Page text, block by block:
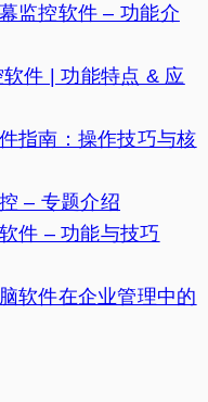
监控软件 – 功能介
件 | 功能特点 & 应
指南：操作技巧与核
– 专题介绍
件 – 功能与技巧
软件在企业管理中的